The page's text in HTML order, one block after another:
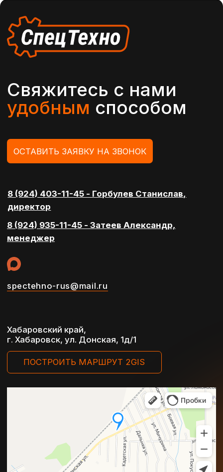
Разработка сайта Reart
Политика конфеденциальности
Общество с ограниченной
ответственностью
“СпецТехно”
Хабаровский край,
г. Хабаровск, ул. Донская, 1д/1
spectehno-rus@mail.ru